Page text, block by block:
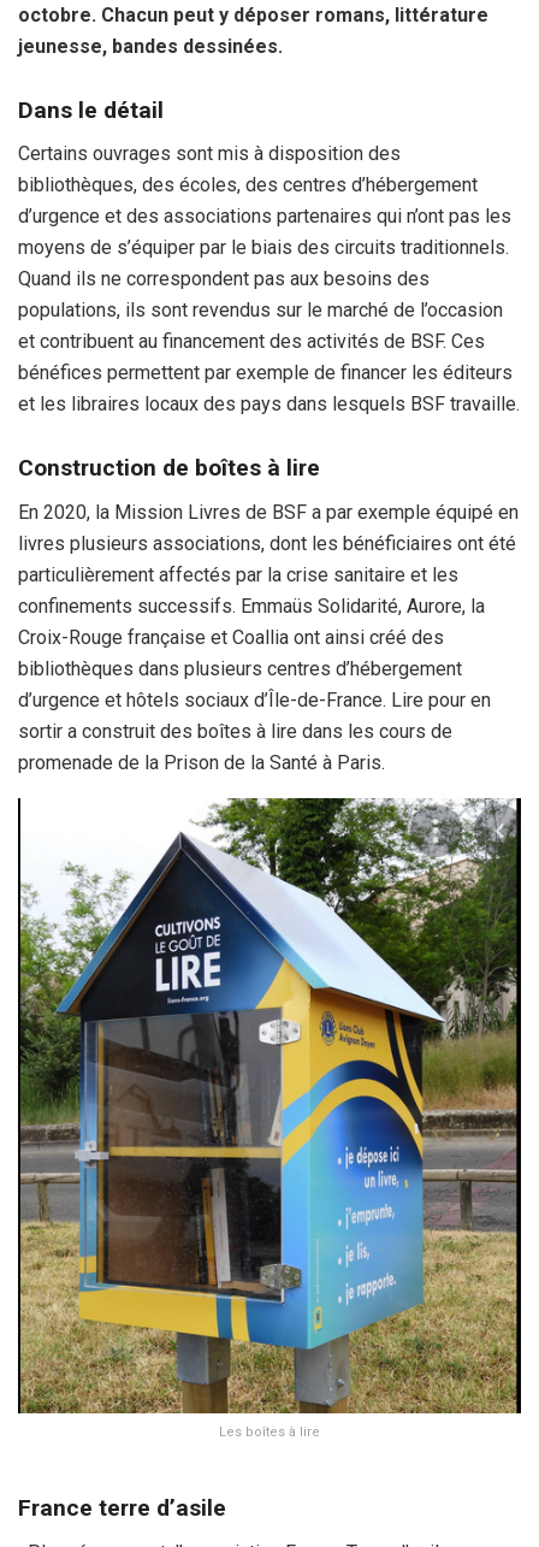
octobre. Chacun peut y déposer romans, littérature
jeunesse, bandes dessinées.
Dans le détail
Certains ouvrages sont mis à disposition des
bibliothèques, des écoles, des centres d’hébergement
d’urgence et des associations partenaires qui n’ont pas les
moyens de s’équiper par le biais des circuits traditionnels.
Quand ils ne correspondent pas aux besoins des
populations, ils sont revendus sur le marché de l’occasion
et contribuent au financement des activités de BSF. Ces
bénéfices permettent par exemple de financer les éditeurs
et les libraires locaux des pays dans lesquels BSF travaille.
Construction de boîtes à lire
En 2020, la Mission Livres de BSF a par exemple équipé en
livres plusieurs associations, dont les bénéficiaires ont été
particulièrement affectés par la crise sanitaire et les
confinements successifs. Emmaüs Solidarité, Aurore, la
Croix-Rouge française et Coallia ont ainsi créé des
bibliothèques dans plusieurs centres d’hébergement
d’urgence et hôtels sociaux d’Île-de-France. Lire pour en
sortir a construit des boîtes à lire dans les cours de
promenade de la Prison de la Santé à Paris.
Les boîtes à lire
France terre d’asile